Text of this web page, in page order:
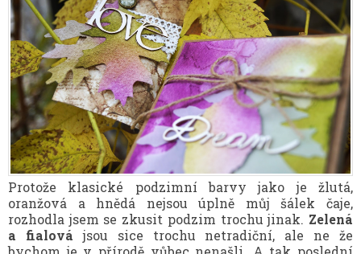
Protože klasické podzimní barvy jako je žlutá,
oranžová a hnědá nejsou úplně můj šálek čaje,
rozhodla jsem se zkusit podzim trochu jinak. Zelená
a fialová jsou sice trochu netradiční, ale ne že